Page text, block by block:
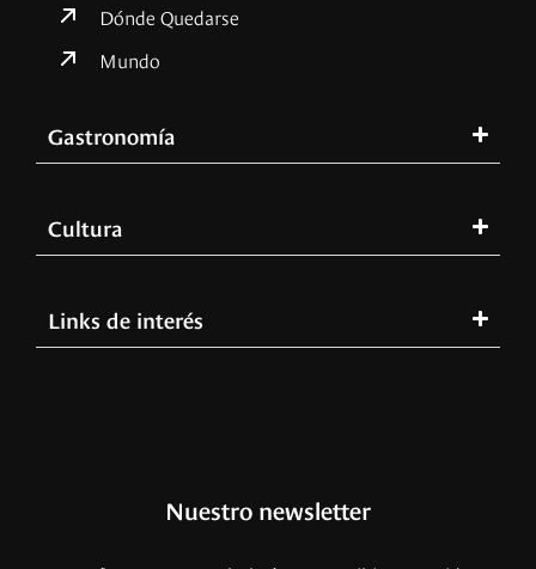
Dónde Quedarse
Mundo
Gastronomía
Cultura
Links de interés
Nuestro newsletter